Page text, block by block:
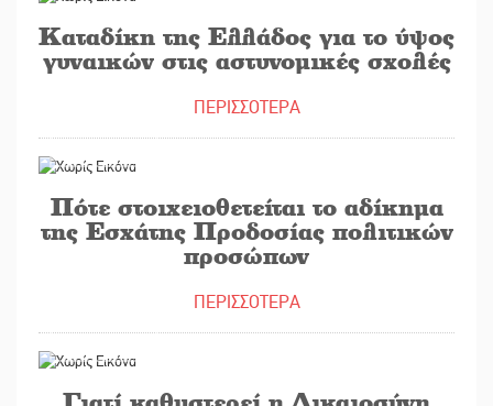
Καταδίκη της Ελλάδος για το ύψος
γυναικών στις αστυνομικές σχολές
ΠΕΡΙΣΣΟΤΕΡΑ
Πότε στοιχειοθετείται το αδίκημα
της Εσχάτης Προδοσίας πολιτικών
προσώπων
ΠΕΡΙΣΣΟΤΕΡΑ
Γιατί καθυστερεί η Δικαιοσύνη